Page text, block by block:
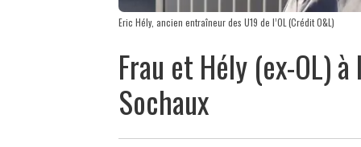
Eric Hély, ancien entraîneur des U19 de l’OL (Crédit O&L)
Frau et Hély (ex-OL)
Sochaux